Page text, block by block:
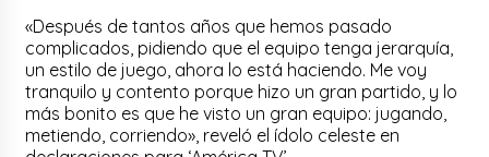
«Después de tantos años que hemos pasado
complicados, pidiendo que el equipo tenga jerarquía,
un estilo de juego, ahora lo está haciendo. Me voy
tranquilo y contento porque hizo un gran partido, y lo
más bonito es que he visto un gran equipo: jugando,
metiendo, corriendo», reveló el ídolo celeste en